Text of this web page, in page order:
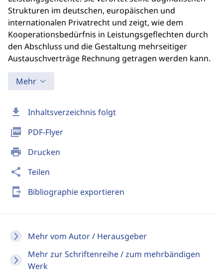
download Inhaltsverzeichnis folgt
picture_as_pdf PDF-Flyer
print Drucken
share Teilen
send_to_mobile Bibliographie exportieren
Mehr vom Autor / Herausgeber
Mehr zur Schriftenreihe / zum mehrbändigen
Werk
Strukturen im deutschen, europäischen und
internationalen Privatrecht und zeigt, wie dem
Kooperationsbedürfnis in Leistungsgeflechten durch
den Abschluss und die Gestaltung mehrseitiger
Austauschverträge Rechnung getragen werden kann.
Mehr